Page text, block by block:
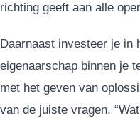
richting geeft aan alle
Daarnaast investeer je in
eigenaarschap binnen je
met het geven van
van de juiste vragen.